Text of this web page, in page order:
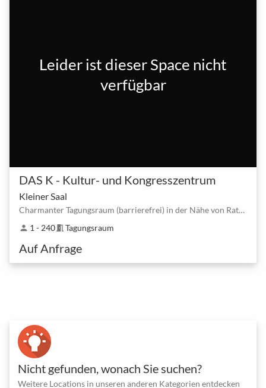
Leider ist dieser Space nicht
verfügbar
DAS K - Kultur- und Kongresszentrum
Kleiner Saal
Charmanter Tagungsraum (barrierefrei) in der Nähe von Rathaus - Kornwestheim
person 1 - 240meeting_room Tagungsraum
Auf Anfrage
Nicht gefunden, wonach Sie suchen?
Weitere Locations in unseren anderen Kategorien entdecken